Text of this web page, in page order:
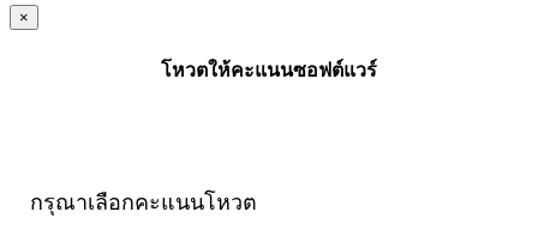
×
โหวตให้คะแนนซอฟต์แวร์
กรุณาเลือกคะแนนโหวต